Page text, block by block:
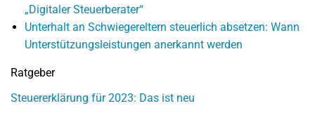
„Digitaler Steuerberater“
Unterhalt an Schwiegereltern steuerlich absetzen: Wann
Unterstützungsleistungen anerkannt werden
Ratgeber
Steuererklärung für 2023: Das ist neu